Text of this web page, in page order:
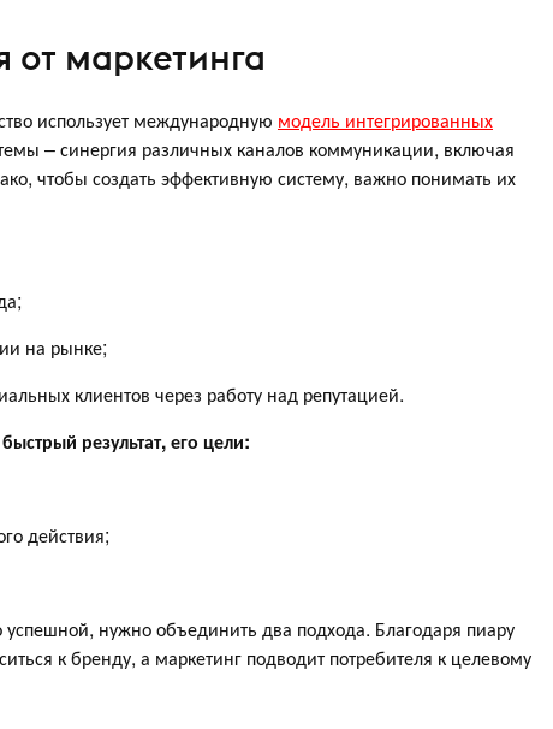
от маркетинга
использует международную модель интегрированных
– синергия различных каналов коммуникации, включая
чтобы создать эффективную систему, важно понимать их
на рынке;
клиентов через работу над репутацией.
результат, его цели:
действия;
нужно объединить два подхода. Благодаря пиару
к бренду, а маркетинг подводит потребителя к целевому